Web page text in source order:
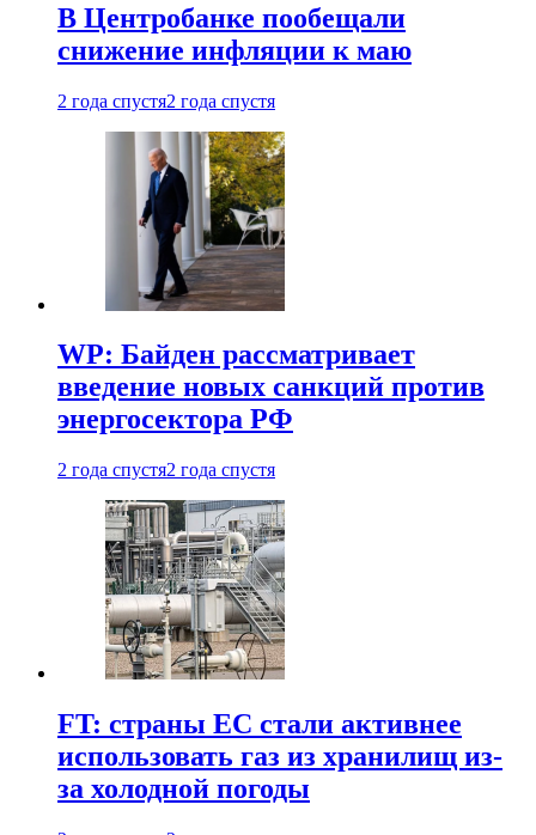
В Центробанке пообещали
снижение инфляции к маю
2 года спустя2 года спустя
WP: Байден рассматривает
введение новых санкций против
энергосектора РФ
2 года спустя2 года спустя
FT: страны ЕС стали активнее
использовать газ из хранилищ из-
за холодной погоды